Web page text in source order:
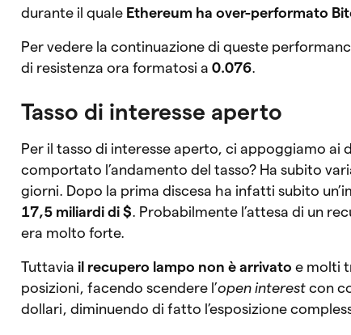
durante il quale Ethereum ha over-performato
Per vedere la continuazione di queste
di resistenza ora formatosi a0.076
Tasso di interesse aperto
Per il tasso di interesse aperto, ci appoggiamo ai
comportato l’andamento del tasso? Ha subito
giorni. Dopo la prima discesa ha infatti subito
17,5 miliardi di $ . Probabilmente l’attesa di un
era molto forte.
Tuttavia il recupero lampo non è arrivato e molti
posizioni, facendo scendere l’open interestcon
dollari, diminuendo di fatto l’esposizione